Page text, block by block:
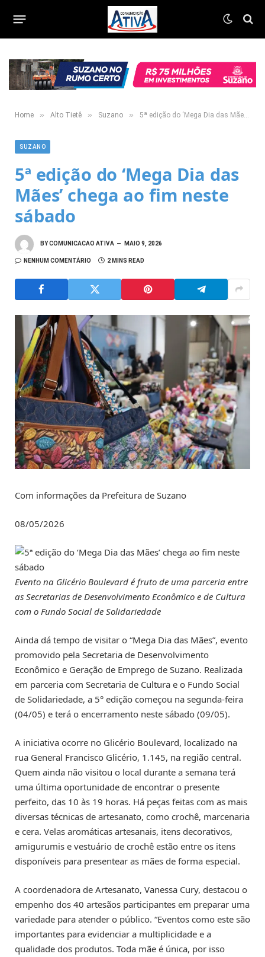
Home » Alto Tietê » Suzano » 5ª edição do ‘Mega Dia das Mães’ chega ao fim neste sábado
SUZANO
5ª edição do ‘Mega Dia das
Mães’ chega ao fim neste
sábado
BYCOMUNICACAO ATIVA MAIO 9, 2026
NENHUM COMENTÁRIO 2 MINS READ
Com informações da Prefeitura de Suzano
08/05/2026
Evento na Glicério Boulevard é fruto de uma parceria entre
as Secretarias de Desenvolvimento Econômico e de Cultura
com o Fundo Social de Solidariedade
Ainda dá tempo de visitar o “Mega Dia das Mães”, evento
promovido pela Secretaria de Desenvolvimento
Econômico e Geração de Emprego de Suzano. Realizada
em parceria com Secretaria de Cultura e o Fundo Social
de Solidariedade, a 5° edição começou na segunda-feira
(04/05) e terá o encerramento neste sábado (09/05).
A iniciativa ocorre no Glicério Boulevard, localizado na
rua General Francisco Glicério, 1.145, na região central.
Quem ainda não visitou o local durante a semana terá
uma última oportunidade de encontrar o presente
perfeito, das 10 às 19 horas. Há peças feitas com as mais
diversas técnicas de artesanato, como crochê, marcenaria
e cera. Velas aromáticas artesanais, itens decorativos,
amigurumis e vestuário de crochê estão entre os itens
disponíveis para presentear as mães de forma especial.
A coordenadora de Artesanato, Vanessa Cury, destacou o
empenho dos 40 artesãos participantes em preparar uma
variedade para atender o público. “Eventos como este são
importantes para evidenciar a multiplicidade e a
qualidade dos produtos. Toda mãe é única, por isso